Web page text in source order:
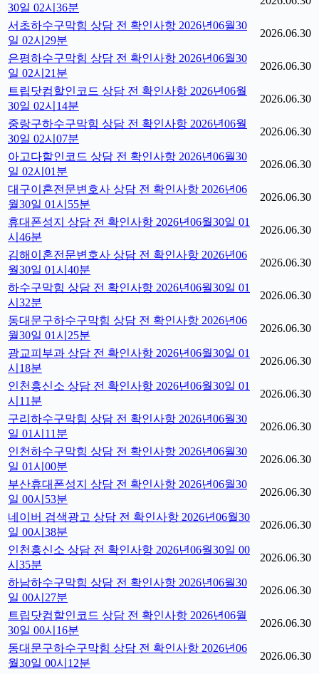
30일 02시36분
서초하수구막힘 상담 전 확인사항 2026년06월30
일 02시29분
2026.06.30
은평하수구막힘 상담 전 확인사항 2026년06월30
일 02시21분
2026.06.30
트립닷컴할인코드 상담 전 확인사항 2026년06월
30일 02시14분
2026.06.30
중랑구하수구막힘 상담 전 확인사항 2026년06월
30일 02시07분
2026.06.30
아고다할인코드 상담 전 확인사항 2026년06월30
일 02시01분
2026.06.30
대구이혼전문변호사 상담 전 확인사항 2026년06
월30일 01시55분
2026.06.30
휴대폰성지 상담 전 확인사항 2026년06월30일 01
시46분
2026.06.30
김해이혼전문변호사 상담 전 확인사항 2026년06
월30일 01시40분
2026.06.30
하수구막힘 상담 전 확인사항 2026년06월30일 01
시32분
2026.06.30
동대문구하수구막힘 상담 전 확인사항 2026년06
월30일 01시25분
2026.06.30
광교피부과 상담 전 확인사항 2026년06월30일 01
시18분
2026.06.30
인천흥신소 상담 전 확인사항 2026년06월30일 01
시11분
2026.06.30
구리하수구막힘 상담 전 확인사항 2026년06월30
일 01시11분
2026.06.30
인천하수구막힘 상담 전 확인사항 2026년06월30
일 01시00분
2026.06.30
부산휴대폰성지 상담 전 확인사항 2026년06월30
일 00시53분
2026.06.30
네이버 검색광고 상담 전 확인사항 2026년06월30
일 00시38분
2026.06.30
인천흥신소 상담 전 확인사항 2026년06월30일 00
시35분
2026.06.30
하남하수구막힘 상담 전 확인사항 2026년06월30
일 00시27분
2026.06.30
트립닷컴할인코드 상담 전 확인사항 2026년06월
30일 00시16분
2026.06.30
동대문구하수구막힘 상담 전 확인사항 2026년06
월30일 00시12분
2026.06.30